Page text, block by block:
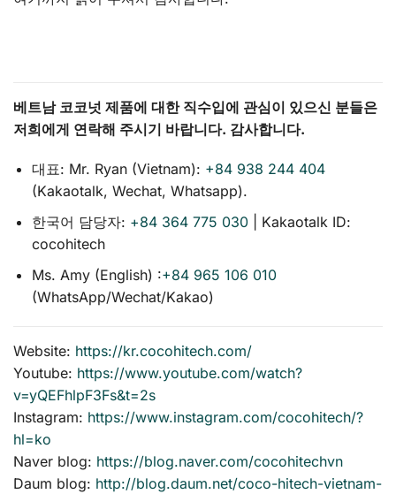
베트남 코코넛 제품에 대한 직수입에 관심이 있으신 분들은
저희에게 연락해 주시기 바랍니다. 감사합니다.
대표: Mr. Ryan (Vietnam): +84 938 244 404
(Kakaotalk, Wechat, Whatsapp).
한국어 담당자: +84 364 775 030| Kakaotalk ID:
cocohitech
Ms. Amy (English) :+84 965 106 010
(WhatsApp/Wechat/Kakao)
Website: https://kr.cocohitech.com/
Youtube: https://www.youtube.com/watch?
v=yQEFhlpF3Fs&t=2s
Instagram: https://www.instagram.com/cocohitech/?
hl=ko
Naver blog: https://blog.naver.com/cocohitechvn
Daum blog: http://blog.daum.net/coco-hitech-vietnam-